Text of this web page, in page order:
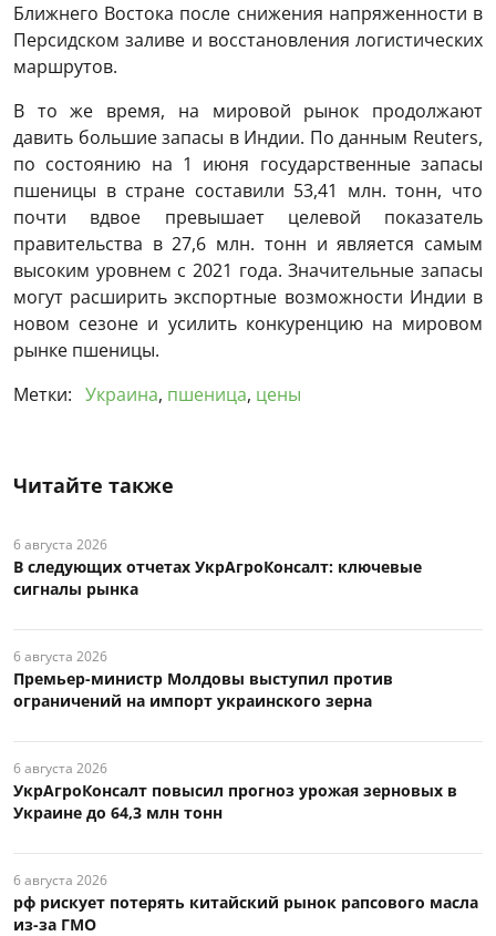
Ближнего Востока после снижения напряженности в
Персидском заливе и восстановления логистических
маршрутов.
В то же время, на мировой рынок продолжают
давить большие запасы в Индии. По данным Reuters,
по состоянию на 1 июня государственные запасы
пшеницы в стране составили 53,41 млн. тонн, что
почти вдвое превышает целевой показатель
правительства в 27,6 млн. тонн и является самым
высоким уровнем с 2021 года. Значительные запасы
могут расширить экспортные возможности Индии в
новом сезоне и усилить конкуренцию на мировом
рынке пшеницы.
Метки: Украина, пшеница, цены
Читайте также
6 августа 2026
В следующих отчетах УкрАгроКонсалт: ключевые
сигналы рынка
6 августа 2026
Премьер-министр Молдовы выступил против
ограничений на импорт украинского зерна
6 августа 2026
УкрАгроКонсалт повысил прогноз урожая зерновых в
Украине до 64,3 млн тонн
6 августа 2026
рф рискует потерять китайский рынок рапсового масла
из-за ГМО